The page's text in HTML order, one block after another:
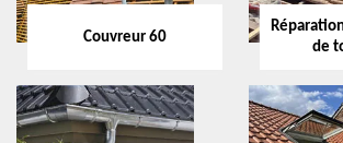
Couvreur 60
de